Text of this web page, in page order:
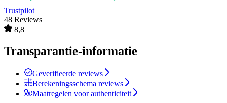
Trustpilot
48 Reviews
8,8
Transparantie-informatie
Geverifieerde reviews
Berekeningsschema reviews
Maatregelen voor authenticiteit